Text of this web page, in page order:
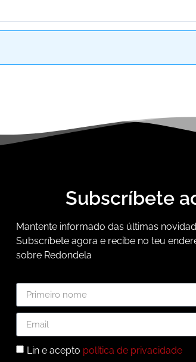
Subscríbete
Mantente informado das últimas
Subscríbete agora e recibe no teu
sobre Redondela
Lin e acepto política de privacidade